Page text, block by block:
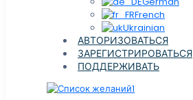
French
Ukrainian
АВТОРИЗОВАТЬСЯ
ЗАРЕГИСТРИРОВАТЬСЯ
ПОДДЕРЖИВАТЬ
1